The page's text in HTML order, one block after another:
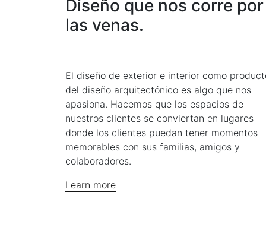
Diseño que nos corre por
las venas.
El diseño de exterior e interior como
del diseño arquitectónico es algo que nos
apasiona. Hacemos que los espacios de
nuestros clientes se conviertan en lugares
donde los clientes puedan tener momentos
memorables con sus familias, amigos y
colaboradores.
Learn more